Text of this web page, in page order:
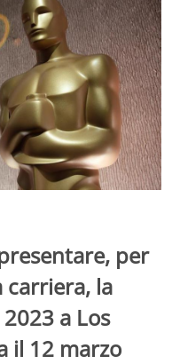
per
carriera, la
a Los
il 12 marzo